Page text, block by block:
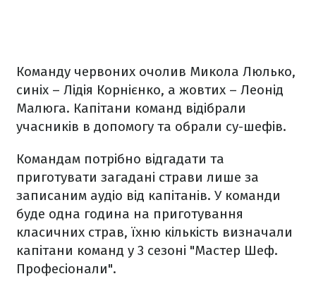
Команду червоних очолив Микола Люлько,
синіх – Лідія Корнієнко, а жовтих – Леонід
Малюга. Капітани команд відібрали
учасників в допомогу та обрали су-шефів.
Командам потрібно відгадати та
приготувати загадані страви лише за
записаним аудіо від капітанів. У команди
буде одна година на приготування
класичних страв, їхню кількість визначали
капітани команд у 3 сезоні "Мастер Шеф.
Професіонали".